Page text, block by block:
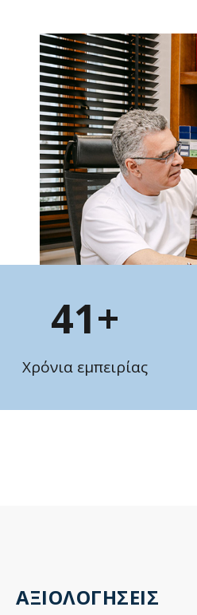
Χρόνια εμπειρίας
41+
ΑΞΙΟΛΟΓΉΣΕΙΣ